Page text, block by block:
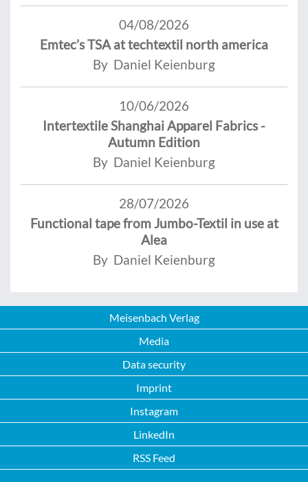
04/08/2026
Emtec’s TSA at techtextil north america
By Daniel Keienburg
10/06/2026
Intertextile Shanghai Apparel Fabrics -
Autumn Edition
By Daniel Keienburg
28/07/2026
Functional tape from Jumbo-Textil in use at
Alea
By Daniel Keienburg
Meisenbach Verlag
Media
Data security
Imprint
Instagram
LinkedIn
RSS Feed